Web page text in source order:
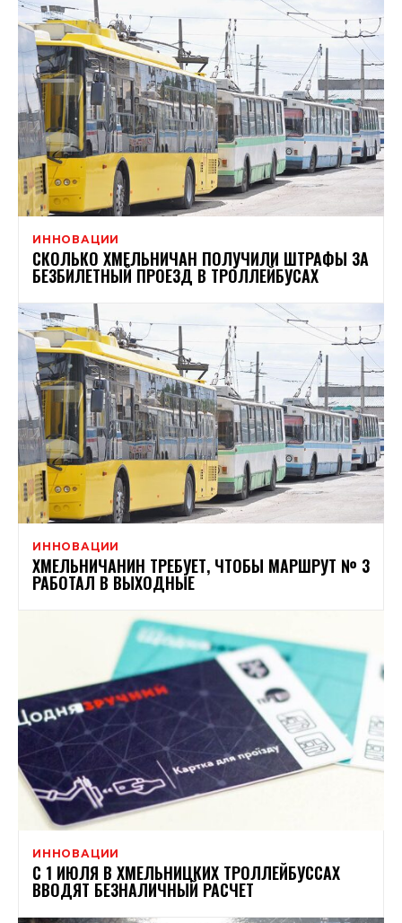
ИННОВАЦИИ
СКОЛЬКО ХМЕЛЬНИЧАН ПОЛУЧИЛИ ШТРАФЫ ЗА
БЕЗБИЛЕТНЫЙ ПРОЕЗД В ТРОЛЛЕЙБУСАХ
ИННОВАЦИИ
ХМЕЛЬНИЧАНИН ТРЕБУЕТ, ЧТОБЫ МАРШРУТ № 3
РАБОТАЛ В ВЫХОДНЫЕ
ИННОВАЦИИ
С 1 ИЮЛЯ В ХМЕЛЬНИЦКИХ ТРОЛЛЕЙБУССАХ
ВВОДЯТ БЕЗНАЛИЧНЫЙ РАСЧЕТ